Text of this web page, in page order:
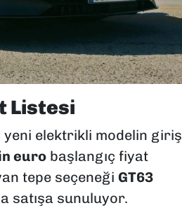
Listesi
yeni elektrikli modelin giriş
eurobaşlangıç fiyat
tepe seçeneği GT63
satışa sunuluyor.